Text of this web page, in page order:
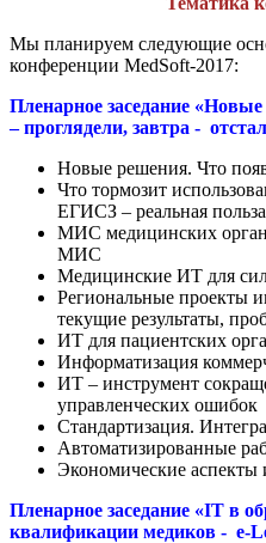
Мы планируем следующие
конференции MedSoft-2017:
Пленарное заседание
– проглядели, завтра -
Новые решения. Что
Что тормозит
ЕГИСЗ – реальная
МИС медицинских
МИС
Медицинские ИТ для
Региональные проекты
текущие результаты,
ИТ для пациентских
Информатизация
ИТ – инструмент
управленческих ошибок
Стандартизация.
Автоматизированные
Экономические аспекты
Пленарное заседание «IT в
квалификации медиков - e-